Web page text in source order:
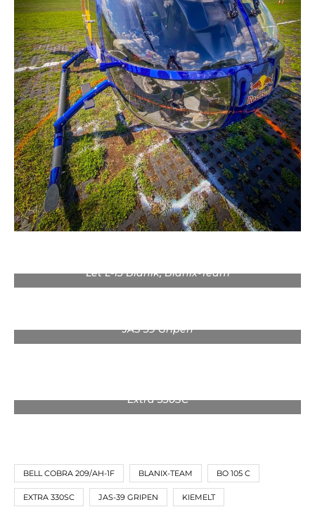
Let L-13 Blanik, Blanix-Team
JAS 39 Gripen
Extra 330SC
BELL COBRA 209/AH-1F BLANIX-TEAM BO 105 C
EXTRA 330SC JAS-39 GRIPEN KIEMELT